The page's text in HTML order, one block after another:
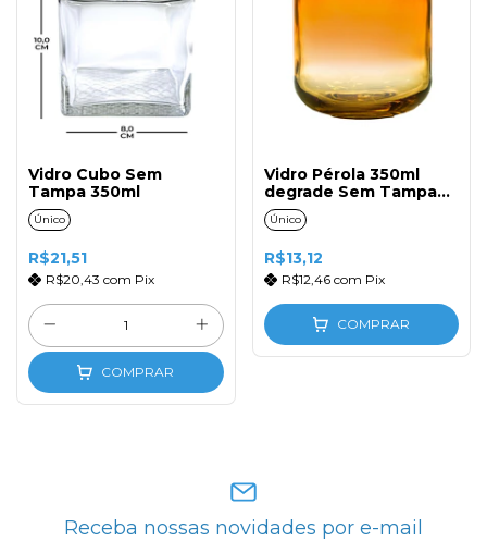
Vidro Cubo Sem
Tampa 350ml
Único
R$21,51
R$20,43 com Pix
COMPRAR
Vidro Pérola 350ml
degrade Sem Tampa
Âmbar
Único
R$13,12
R$12,46 com Pix
COMPRAR
Receba nossas novidades por e-mail